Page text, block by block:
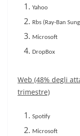
Yahoo
Rbs (Ray-Ban
Microsoft
DropBox
Web (48% degli
trimestre)
Spotify
Microsoft